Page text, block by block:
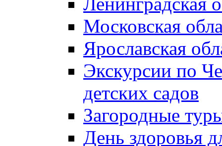
Московская
Ярославская
Экскурсии по
детских садов
Загородные
День здоровья